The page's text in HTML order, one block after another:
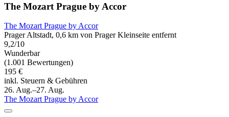
The Mozart Prague by Accor
The Mozart Prague by Accor
Prager Altstadt, 0,6 km von Prager Kleinseite entfernt
9,2/10
Wunderbar
(1.001 Bewertungen)
195 €
inkl. Steuern & Gebühren
26. Aug.–27. Aug.
The Mozart Prague by Accor